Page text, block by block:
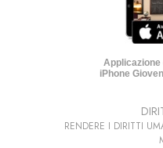
Applicazione
iPhone
RENDERE I DIRITTI